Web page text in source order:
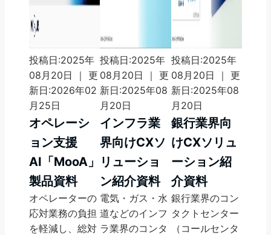
投稿日:2025年
08月20日 ｜ 更
新日:2026年02
月25日
オペレーシ
ョン支援
AI「MooA」
製品資料
オペレーターの
応対業務の負担
を軽減し、総対
投稿日:2025年
08月20日 ｜ 更
新日:2025年08
月20日
インフラ業
界向けCXソ
リューショ
ン紹介資料
電気・ガス・水
道などのインフ
ラ業界のコンタ
投稿日:2025年
08月20日 ｜ 更
新日:2025年08
月20日
銀行業界向
けCXソリュ
ーション紹
介資料
銀行業界のコン
タクトセンター
（コールセンタ